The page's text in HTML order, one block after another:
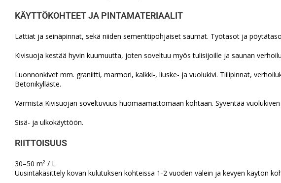
KÄYTTÖKOHTEET JA PINTAMATERIAALIT
Lattiat ja seinäpinnat, sekä niiden sementtipohjaiset saumat. Työtasot ja
Kivisuoja kestää hyvin kuumuutta, joten soveltuu myös tulisijoille ja saunan
Luonnonkivet mm. graniitti, marmori, kalkki-, liuske- ja vuolukivi. Tiilipinnat,
Betonikylläste.
Varmista Kivisuojan soveltuvuus huomaamattomaan kohtaan. Syventää
Sisä- ja ulkokäyttöön.
RIITTOISUUS
30–50 m² / L
Uusintakäsittely kovan kulutuksen kohteissa 1-2 vuoden välein ja kevyen käytön